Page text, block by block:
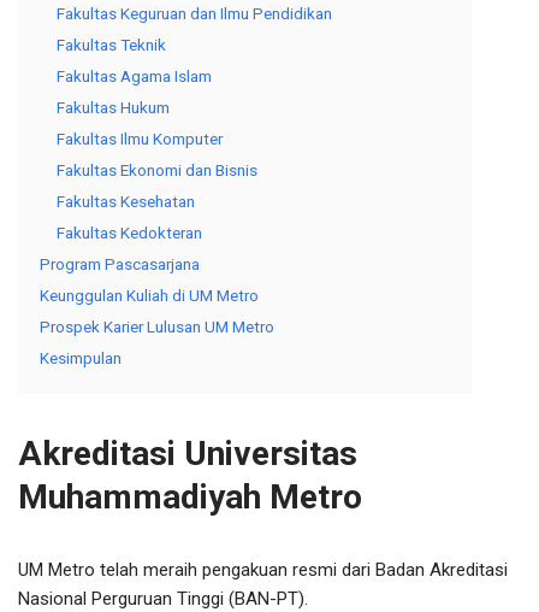
Fakultas Keguruan dan Ilmu Pendidikan
Fakultas Teknik
Fakultas Agama Islam
Fakultas Hukum
Fakultas Ilmu Komputer
Fakultas Ekonomi dan Bisnis
Fakultas Kesehatan
Fakultas Kedokteran
Program Pascasarjana
Keunggulan Kuliah di UM Metro
Prospek Karier Lulusan UM Metro
Kesimpulan
Akreditasi Universitas
Muhammadiyah Metro
UM Metro telah meraih pengakuan resmi dari Badan Akreditasi
Nasional Perguruan Tinggi (BAN-PT).